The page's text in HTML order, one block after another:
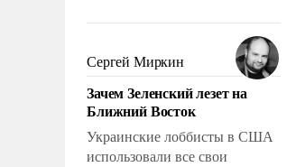
псевдонаучной фантастики,
стало всерьез обсуждаемой
идеей.
Сергей Миркин
Зачем Зеленский лезет на
Ближний Восток
Украинские лоббисты в США
использовали все свои